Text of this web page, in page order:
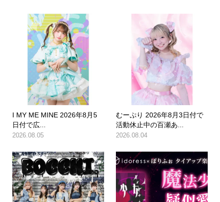
I MY ME MINE 2026年8月5
日付で広...
2026.08.05
むーぷり 2026年8月3日付で
活動休止中の百瀬あ...
2026.08.04